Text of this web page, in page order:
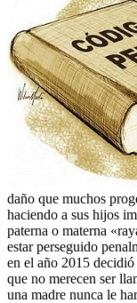
daño que muchos
haciendo a sus hijos
paterna o materna
estar perseguido
en el año 2015
que no merecen ser
una madre nunca le